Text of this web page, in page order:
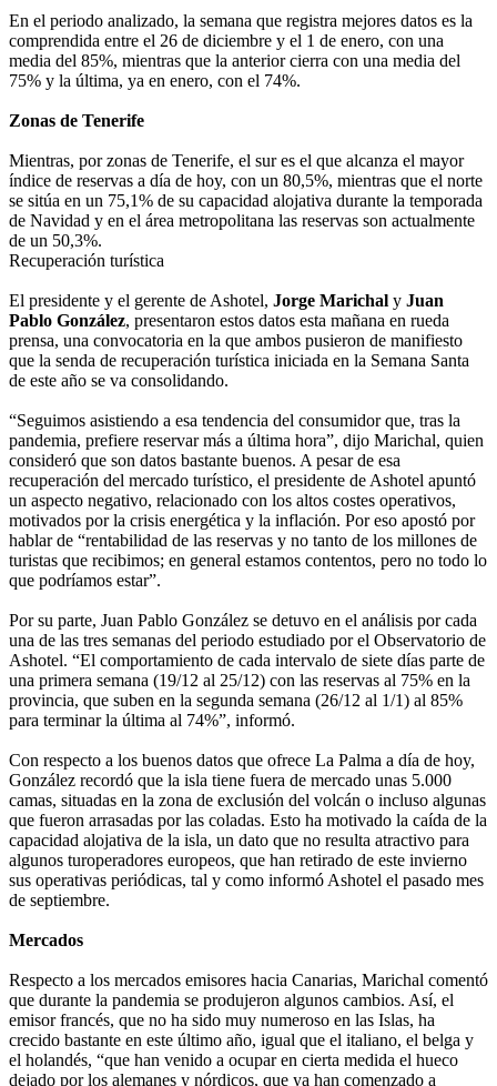
En el periodo analizado, la semana que registra mejores datos es la
comprendida entre el 26 de diciembre y el 1 de enero, con una
media del 85%, mientras que la anterior cierra con una media del
75% y la última, ya en enero, con el 74%.
Zonas de Tenerife
Mientras, por zonas de Tenerife, el sur es el que alcanza el mayor
índice de reservas a día de hoy, con un 80,5%, mientras que el norte
se sitúa en un 75,1% de su capacidad alojativa durante la temporada
de Navidad y en el área metropolitana las reservas son actualmente
de un 50,3%.
Recuperación turística
El presidente y el gerente de Ashotel, Jorge Marichal y Juan
Pablo González, presentaron estos datos esta mañana en rueda
prensa, una convocatoria en la que ambos pusieron de manifiesto
que la senda de recuperación turística iniciada en la Semana Santa
de este año se va consolidando.
“Seguimos asistiendo a esa tendencia del consumidor que, tras la
pandemia, prefiere reservar más a última hora”, dijo Marichal, quien
consideró que son datos bastante buenos. A pesar de esa
recuperación del mercado turístico, el presidente de Ashotel apuntó
un aspecto negativo, relacionado con los altos costes operativos,
motivados por la crisis energética y la inflación. Por eso apostó por
hablar de “rentabilidad de las reservas y no tanto de los millones de
turistas que recibimos; en general estamos contentos, pero no todo lo
que podríamos estar”.
Por su parte, Juan Pablo González se detuvo en el análisis por cada
una de las tres semanas del periodo estudiado por el Observatorio de
Ashotel. “El comportamiento de cada intervalo de siete días parte de
una primera semana (19/12 al 25/12) con las reservas al 75% en la
provincia, que suben en la segunda semana (26/12 al 1/1) al 85%
para terminar la última al 74%”, informó.
Con respecto a los buenos datos que ofrece La Palma a día de hoy,
González recordó que la isla tiene fuera de mercado unas 5.000
camas, situadas en la zona de exclusión del volcán o incluso algunas
que fueron arrasadas por las coladas. Esto ha motivado la caída de la
capacidad alojativa de la isla, un dato que no resulta atractivo para
algunos turoperadores europeos, que han retirado de este invierno
sus operativas periódicas, tal y como informó Ashotel el pasado mes
de septiembre.
Mercados
Respecto a los mercados emisores hacia Canarias, Marichal comentó
que durante la pandemia se produjeron algunos cambios. Así, el
emisor francés, que no ha sido muy numeroso en las Islas, ha
crecido bastante en este último año, igual que el italiano, el belga y
el holandés, “que han venido a ocupar en cierta medida el hueco
dejado por los alemanes y nórdicos, que ya han comenzado a